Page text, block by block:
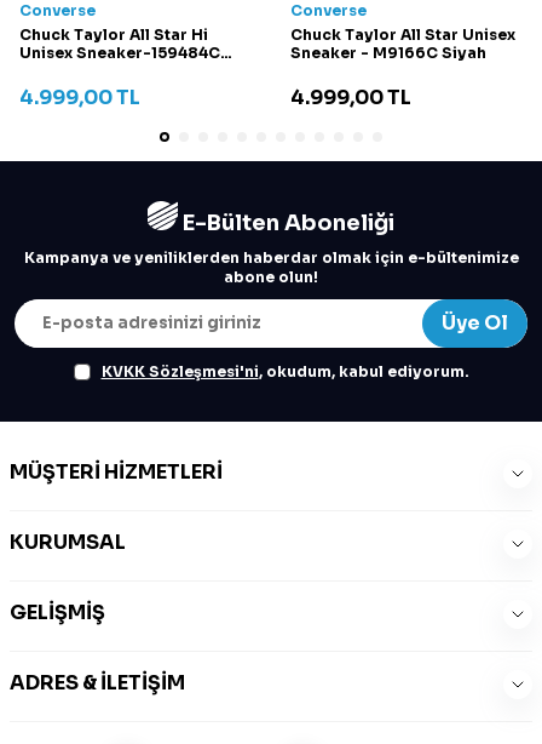
Converse
Chuck Taylor All Star Hi
Unisex Sneaker-159484C
4.999,00TL
Converse
Chuck Taylor All Star Unisex
Sneaker - M9166C Siyah
4.999,00TL
E-Bülten Aboneliği
Kampanya ve yeniliklerden haberdar olmak için e-bültenimize
abone olun!
Üye Ol
KVKK Sözleşmesi'ni, okudum, kabul ediyorum.
MÜŞTERI HIZMETLERI
KURUMSAL
GELIŞMIŞ
ADRES & İLETIŞIM